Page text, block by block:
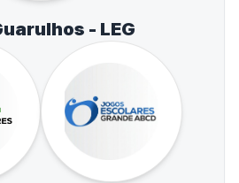
- LEG